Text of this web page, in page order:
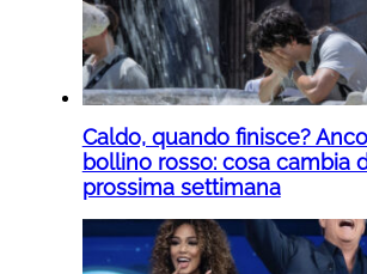
Caldo, quando finisce?
bollino rosso: cosa cambia
prossima settimana